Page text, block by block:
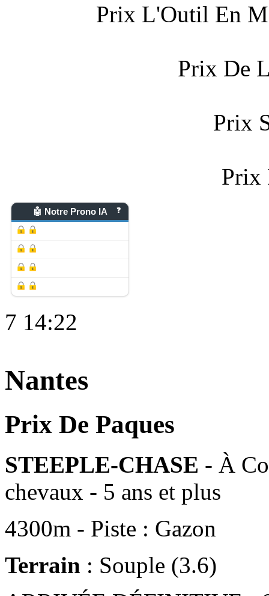
Prix L'Outil En
Prix De
Prix
Prix
🤖 Notre Prono IA ❓
7 14:22
Nantes
Prix De Paques
STEEPLE-CHASE - À
chevaux - 5 ans et plus
4300m - Piste : Gazon
Terrain : Souple (3.6)